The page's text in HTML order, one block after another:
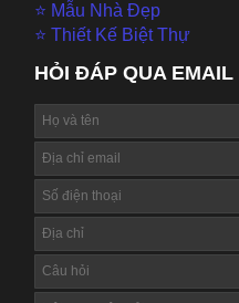
⭐ Mẫu Nhà Đẹp
⭐ Thiết Kế Biệt Thự
HỎI ĐÁP QUA EMAIL